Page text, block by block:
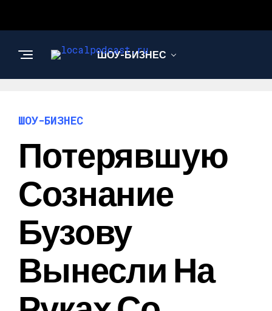
ШОУ-БИЗНЕС
ШОУ-БИЗНЕС
Потерявшую
Сознание
Бузову
Вынесли На